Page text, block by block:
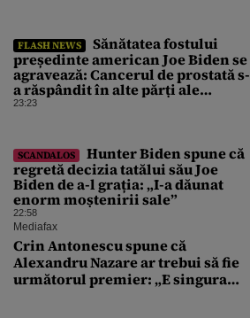
FLASH NEWS
Sănătatea fostului
președinte american Joe Biden se
agravează: Cancerul de prostată s-
a răspândit în alte părți ale
corpului
23:23
SCANDALOS
Hunter Biden spune că
regretă decizia tatălui său Joe
Biden de a-l grația: „I-a dăunat
enorm moștenirii sale”
22:58
Mediafax
Crin Antonescu spune că
Alexandru Nazare ar trebui să fie
următorul premier: „E singura